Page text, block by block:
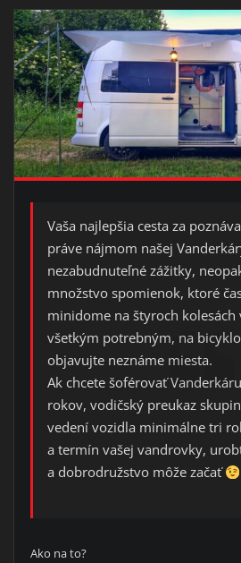
Vaša najlepšia cesta za
práve nájmom našej
nezabudnuteľné zážitky,
množstvo spomienok, ktoré
minidome na štyroch kolesách
všetkým potrebným, na
objavujte neznáme miesta.
Ak chcete šoférovať
rokov, vodičský preukaz
vedení vozidla minimálne tri
a termín vašej vandrovky,
a dobrodružstvo môže začať
Ako na to?